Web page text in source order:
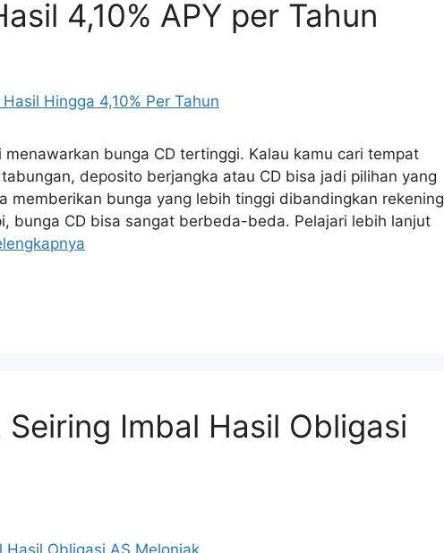
4,10% APY per Tahun
bunga CD tertinggi. Kalau kamu cari tempat
deposito berjangka atau CD bisa jadi pilihan yang
memberikan bunga yang lebih tinggi dibandingkan rekening
bunga CD bisa sangat berbeda-beda. Pelajari lebih lanjut
Imbal Hasil Obligasi